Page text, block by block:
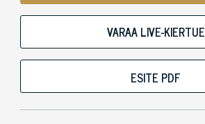
VARAA LIVE-KIERTUE
ESITE PDF